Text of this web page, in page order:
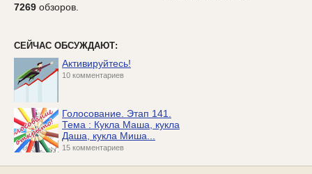
7269 обзоров.
СЕЙЧАС ОБСУЖДАЮТ:
Активируйтесь!
10 комментариев
Голосование. Этап 141.
Тема : Кукла Маша, кукла
Даша, кукла Миша...
15 комментариев